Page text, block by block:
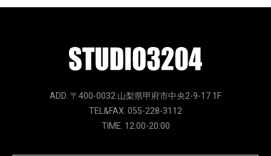
ADD. 〒400-0032 山梨県甲府市中央2-9-17 1F
TEL&FAX. 055-228-3112
TIME. 12:00-20:00